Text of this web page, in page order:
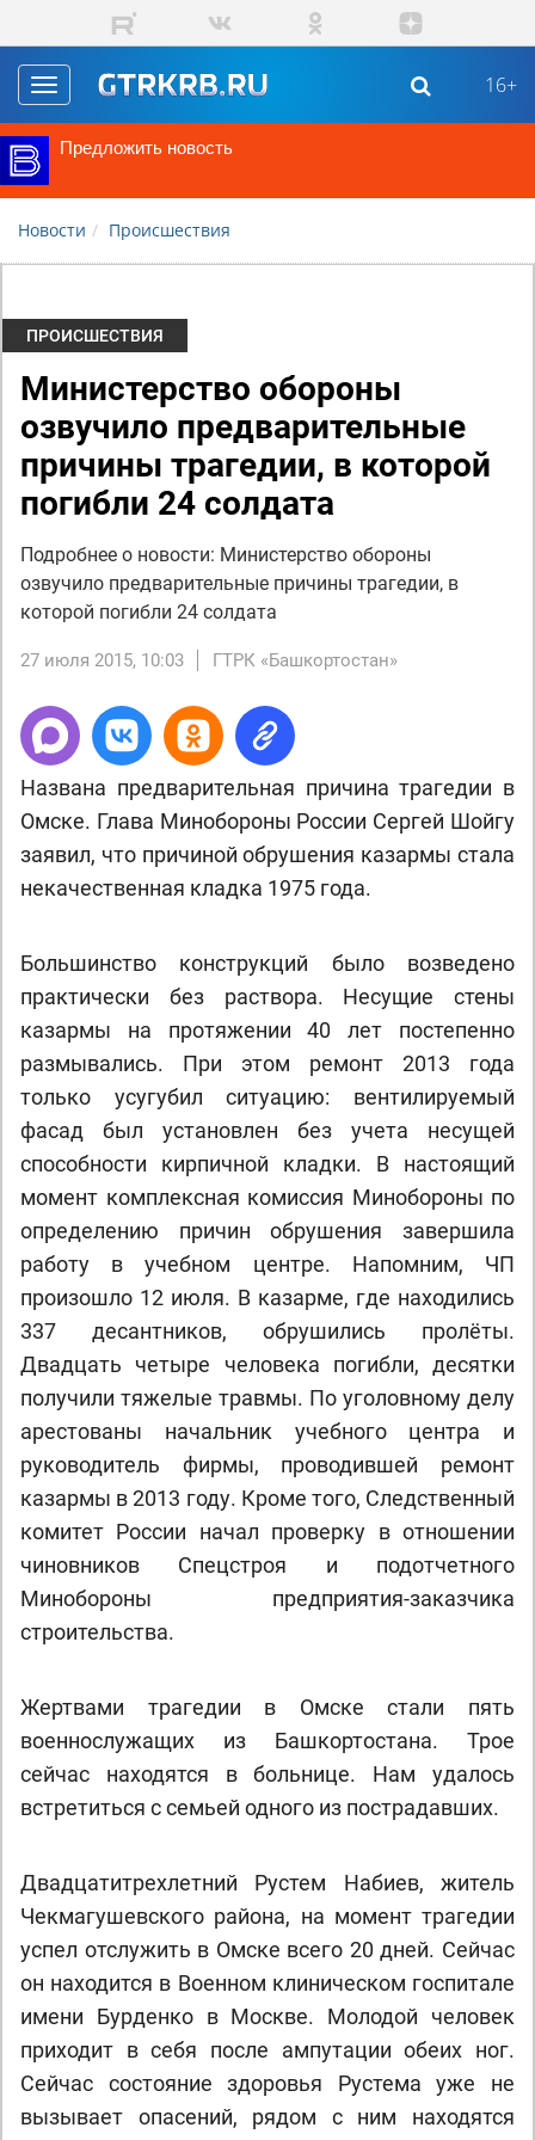
Перейти к основному содержанию
Toggle
navigation
16+
Предложить новость
Новости Происшествия
ПРОИСШЕСТВИЯ
Министерство обороны
озвучило предварительные
причины трагедии, в которой
погибли 24 солдата
Подробнее о новости: Министерство обороны
озвучило предварительные причины трагедии, в
которой погибли 24 солдата
27 июля 2015, 10:03 ГТРК «Башкортостан»
Названа предварительная причина трагедии в
Омске. Глава Минобороны России Сергей Шойгу
заявил, что причиной обрушения казармы стала
некачественная кладка 1975 года.
Большинство конструкций было возведено
практически без раствора. Несущие стены
казармы на протяжении 40 лет постепенно
размывались. При этом ремонт 2013 года
только усугубил ситуацию: вентилируемый
фасад был установлен без учета несущей
способности кирпичной кладки. В настоящий
момент комплексная комиссия Минобороны по
определению причин обрушения завершила
работу в учебном центре. Напомним, ЧП
произошло 12 июля. В казарме, где находились
337 десантников, обрушились пролёты.
Двадцать четыре человека погибли, десятки
получили тяжелые травмы. По уголовному делу
арестованы начальник учебного центра и
руководитель фирмы, проводившей ремонт
казармы в 2013 году. Кроме того, Следственный
комитет России начал проверку в отношении
чиновников Спецстроя и подотчетного
Минобороны предприятия-заказчика
строительства.
Жертвами трагедии в Омске стали пять
военнослужащих из Башкортостана. Трое
сейчас находятся в больнице. Нам удалось
встретиться с семьей одного из пострадавших.
Двадцатитрехлетний Рустем Набиев, житель
Чекмагушевского района, на момент трагедии
успел отслужить в Омске всего 20 дней. Сейчас
он находится в Военном клиническом госпитале
имени Бурденко в Москве. Молодой человек
приходит в себя после ампутации обеих ног.
Сейчас состояние здоровья Рустема уже не
вызывает опасений, рядом с ним находятся